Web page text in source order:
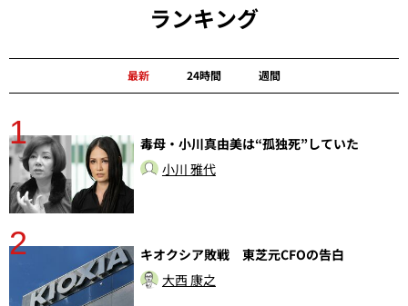
ランキング
最新 24時間 週間
1
毒母・小川真由美は“孤独死”していた
小川 雅代
2
キオクシア敗戦 東芝元CFOの告白
大西 康之